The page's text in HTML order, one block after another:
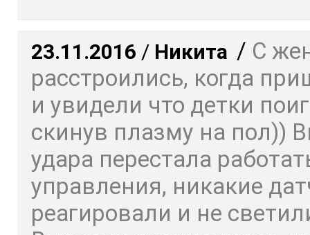
23.11.2016 / Никита / С
расстроились, когда
и увидели что детки
скинув плазму на пол))
удара перестала
управления, никакие
реагировали и не